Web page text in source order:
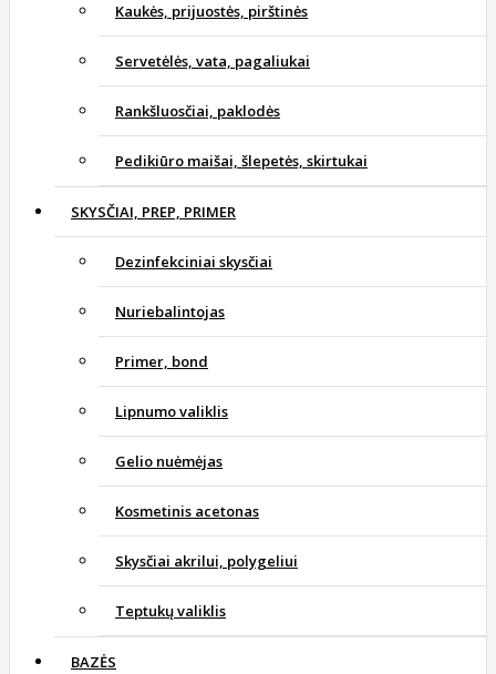
Kaukės, prijuostės, pirštinės
Servetėlės, vata, pagaliukai
Rankšluosčiai, paklodės
Pedikiūro maišai, šlepetės, skirtukai
SKYSČIAI, PREP, PRIMER
Dezinfekciniai skysčiai
Nuriebalintojas
Primer, bond
Lipnumo valiklis
Gelio nuėmėjas
Kosmetinis acetonas
Skysčiai akrilui, polygeliui
Teptukų valiklis
BAZĖS